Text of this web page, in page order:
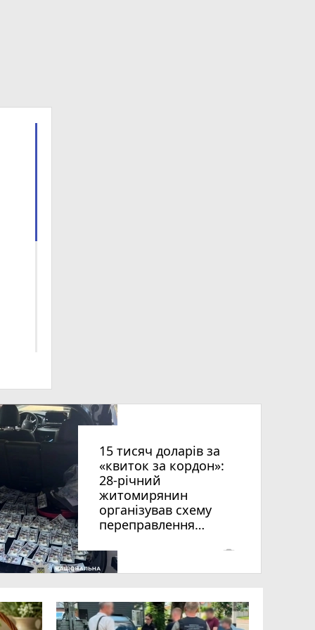
15 тисяч доларів за
«квиток за кордон»:
28-річний
житомирянин
організував схему
переправлення
віку за межі країни
photo_camera